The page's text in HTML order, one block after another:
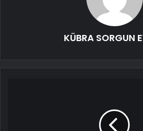
KÜBRA SORGUN